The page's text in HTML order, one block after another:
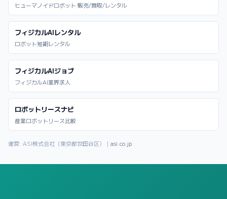
ヒューマノイドロボット 販売/買取/レンタル
フィジカルAIレンタル
ロボット短期レンタル
フィジカルAIジョブ
フィジカルAI業界求人
ロボットリースナビ
産業ロボットリース比較
運営: ASI株式会社（東京都世田谷区）｜ asi.co.jp